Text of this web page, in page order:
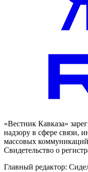
«Вестник Кавказа»
надзору в сфере связи,
массовых
Свидетельство о
Главный редактор: